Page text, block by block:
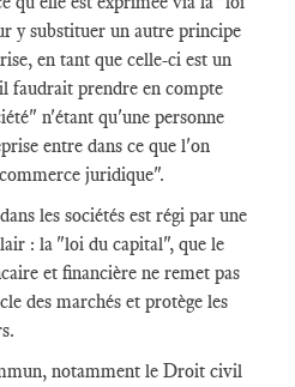
y substituer un autre principe
en tant que celle-ci est un
faudrait prendre en compte
n'étant qu'une personne
entre dans ce que l'on
juridique".
les sociétés est régi par une
: la "loi du capital", que le
et financière ne remet pas
des marchés et protège les
notamment le Droit civil